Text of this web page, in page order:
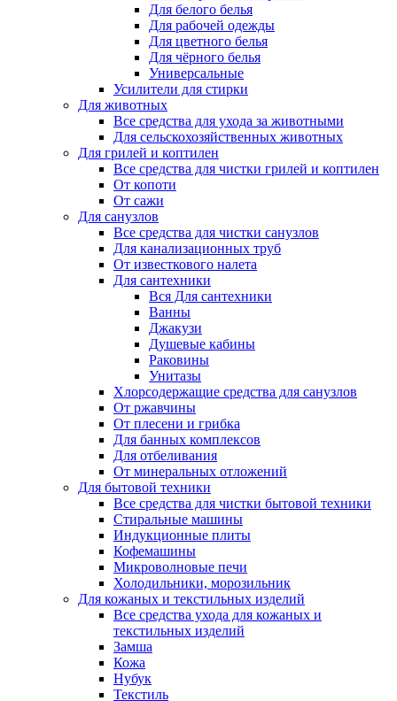
Для белого белья
Для рабочей одежды
Для цветного белья
Для чёрного белья
Универсальные
Усилители для стирки
Для животных
Все средства для ухода за животными
Для сельскохозяйственных животных
Для грилей и коптилен
Все средства для чистки грилей и коптилен
От копоти
От сажи
Для санузлов
Все средства для чистки санузлов
Для канализационных труб
От известкового налета
Для сантехники
Вся Для сантехники
Ванны
Джакузи
Душевые кабины
Раковины
Унитазы
Хлорсодержащие средства для санузлов
От ржавчины
От плесени и грибка
Для банных комплексов
Для отбеливания
От минеральных отложений
Для бытовой техники
Все средства для чистки бытовой техники
Стиральные машины
Индукционные плиты
Кофемашины
Микроволновые печи
Холодильники, морозильник
Для кожаных и текстильных изделий
Все средства ухода для кожаных и
текстильных изделий
Замша
Кожа
Нубук
Текстиль